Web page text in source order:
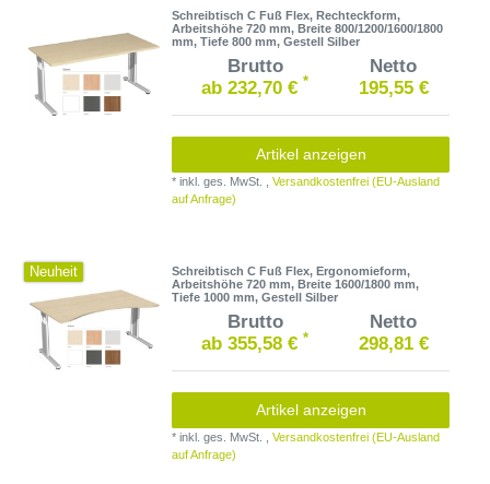
Schreibtisch C Fuß Flex, Rechteckform,
Arbeitshöhe 720 mm, Breite 800/1200/1600/1800
mm, Tiefe 800 mm, Gestell Silber
Brutto
Netto
ab 232,70 €* 195,55 €
Artikel anzeigen
*inkl. ges. MwSt. ,Versandkostenfrei (EU-Ausland
auf Anfrage)
Neuheit
Schreibtisch C Fuß Flex, Ergonomieform,
Arbeitshöhe 720 mm, Breite 1600/1800 mm,
Tiefe 1000 mm, Gestell Silber
Brutto
Netto
ab 355,58 €* 298,81 €
Artikel anzeigen
*inkl. ges. MwSt. ,Versandkostenfrei (EU-Ausland
auf Anfrage)